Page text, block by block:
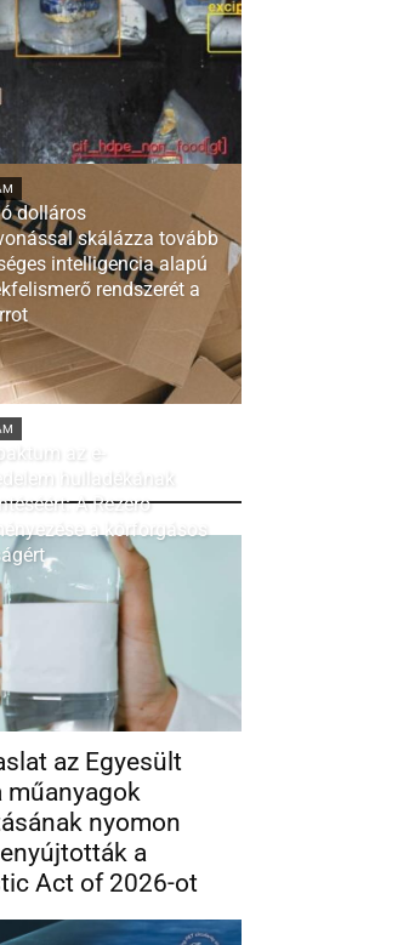
dolláros
skálázza tovább
intelligencia alapú
rendszerét a
az e-
hulladékának
A Rezero
a körforgásos
az Egyesült
műanyagok
nyomon
a
Act of 2026-ot